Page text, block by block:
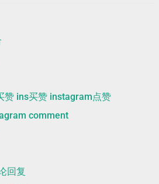
赞 ins买赞 instagram点赞
comment
回复